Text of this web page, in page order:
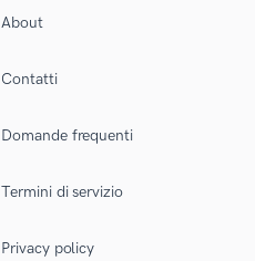
About
Contatti
Domande frequenti
Termini di servizio
Privacy policy